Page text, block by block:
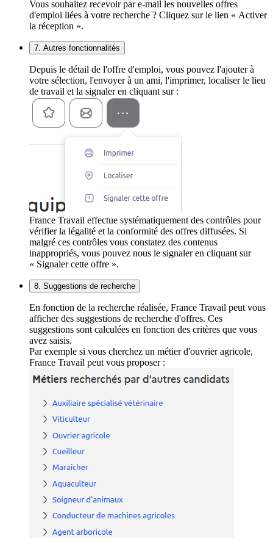
Vous souhaitez recevoir par e-mail les nouvelles offres
d'emploi liées à votre recherche ? Cliquez sur le lien « Activer
la réception ».
7. Autres fonctionnalités
Depuis le détail de l'offre d'emploi, vous pouvez l'ajouter à
votre sélection, l'envoyer à un ami, l'imprimer, localiser le lieu
de travail et la signaler en cliquant sur :
France Travail effectue systématiquement des contrôles pour
vérifier la légalité et la conformité des offres diffusées. Si
malgré ces contrôles vous constatez des contenus
inappropriés, vous pouvez nous le signaler en cliquant sur
« Signaler cette offre ».
8. Suggestions de recherche
En fonction de la recherche réalisée, France Travail peut vous
afficher des suggestions de recherche d'offres. Ces
suggestions sont calculées en fonction des critères que vous
avez saisis.
Par exemple si vous cherchez un métier d'ouvrier agricole,
France Travail peut vous proposer :